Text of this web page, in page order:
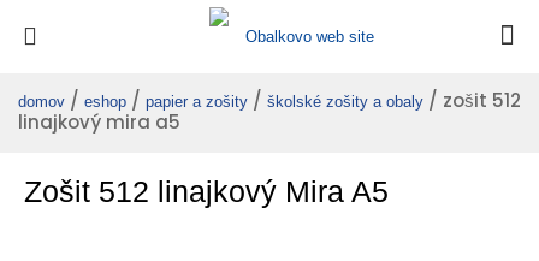
domov / eshop / papier a zošity / školské zošity a obaly / zošit 512
linajkový mira a5
Zošit 512 linajkový Mira A5